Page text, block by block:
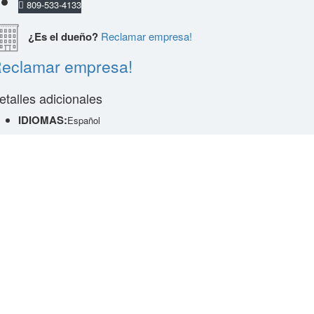
809-533-4133
¿Es el dueño? Reclamar empresa!
empresa!
adicionales
IDIOMAS:Español